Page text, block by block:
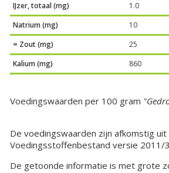
IJzer, totaal (mg)
1.0
Natrium (mg)
10
= Zout (mg)
25
Kalium (mg)
860
Voedingswaarden per 100 gram
De voedingswaarden zijn afkomstig
Voedingsstoffenbestand versie 2011/
De getoonde informatie is met grote